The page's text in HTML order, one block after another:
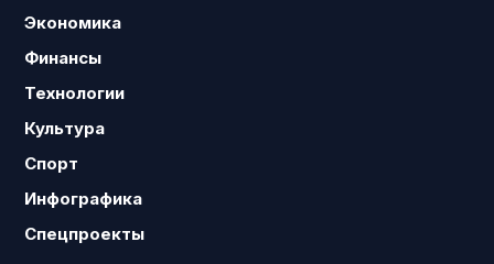
Экономика
Финансы
Технологии
Культура
Спорт
Инфографика
Спецпроекты